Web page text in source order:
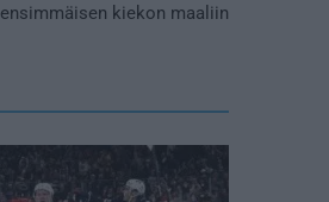
ensimmäisen kiekon maaliin